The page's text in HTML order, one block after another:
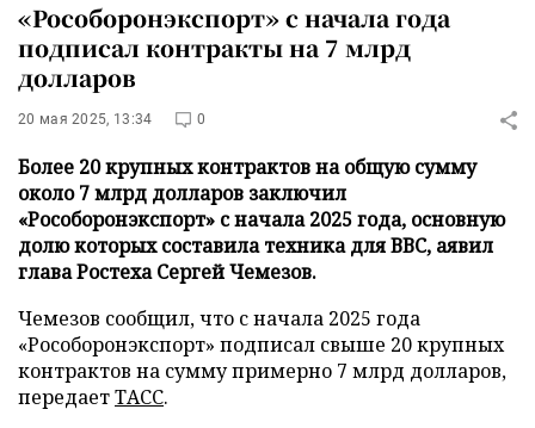
«Рособоронэкспорт» с начала года
подписал контракты на 7 млрд
долларов
20 мая 2025, 13:34 0
Более 20 крупных контрактов на общую сумму
около 7 млрд долларов заключил
«Рособоронэкспорт» с начала 2025 года, основную
долю которых составила техника для ВВС, аявил
глава Ростеха Сергей Чемезов.
Чемезов сообщил, что с начала 2025 года
«Рособоронэкспорт» подписал свыше 20 крупных
контрактов на сумму примерно 7 млрд долларов,
передаетТАСС.